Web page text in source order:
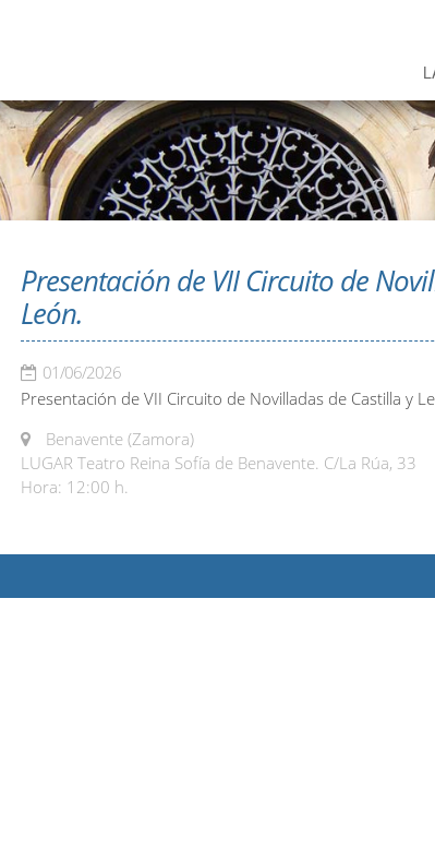
Presentación de VII Circuito de
León.
01/06/2026
Presentación de VII Circuito de Novilladas de Castilla y
Benavente (Zamora)
LUGAR Teatro Reina Sofía de Benavente. C/La Rúa, 33
Hora: 12:00 h.